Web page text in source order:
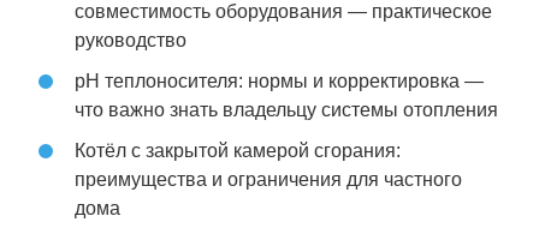
совместимость оборудования — практическое
руководство
pH теплоносителя: нормы и корректировка —
что важно знать владельцу системы отопления
Котёл с закрытой камерой сгорания:
преимущества и ограничения для частного
дома